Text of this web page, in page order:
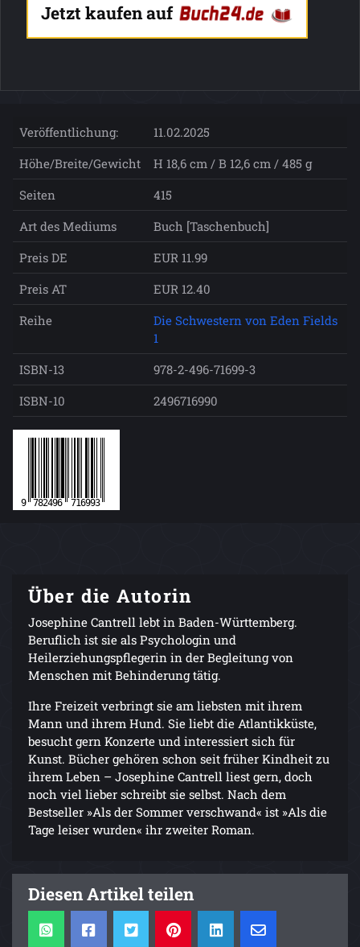
Jetzt kaufen auf
Veröffentlichung:
11.02.2025
Höhe/Breite/Gewicht
H 18,6 cm / B 12,6 cm / 485 g
Seiten
415
Art des Mediums
Buch [Taschenbuch]
Preis DE
EUR 11.99
Preis AT
EUR 12.40
Reihe
Die Schwestern von Eden Fields
1
ISBN-13
978-2-496-71699-3
ISBN-10
2496716990
Über die Autorin
Josephine Cantrell lebt in Baden-Württemberg.
Beruflich ist sie als Psychologin und
Heilerziehungspflegerin in der Begleitung von
Menschen mit Behinderung tätig.
Ihre Freizeit verbringt sie am liebsten mit ihrem
Mann und ihrem Hund. Sie liebt die Atlantikküste,
besucht gern Konzerte und interessiert sich für
Kunst. Bücher gehören schon seit früher Kindheit zu
ihrem Leben – Josephine Cantrell liest gern, doch
noch viel lieber schreibt sie selbst. Nach dem
Bestseller »Als der Sommer verschwand« ist »Als die
Tage leiser wurden« ihr zweiter Roman.
Diesen Artikel teilen